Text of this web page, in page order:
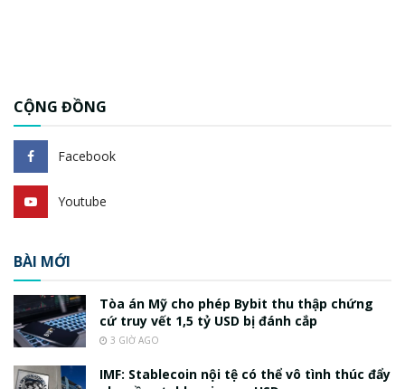
CỘNG ĐỒNG
Facebook
Youtube
BÀI MỚI
Tòa án Mỹ cho phép Bybit thu thập chứng
cứ truy vết 1,5 tỷ USD bị đánh cắp
3 GIỜ AGO
IMF: Stablecoin nội tệ có thể vô tình thúc đẩy